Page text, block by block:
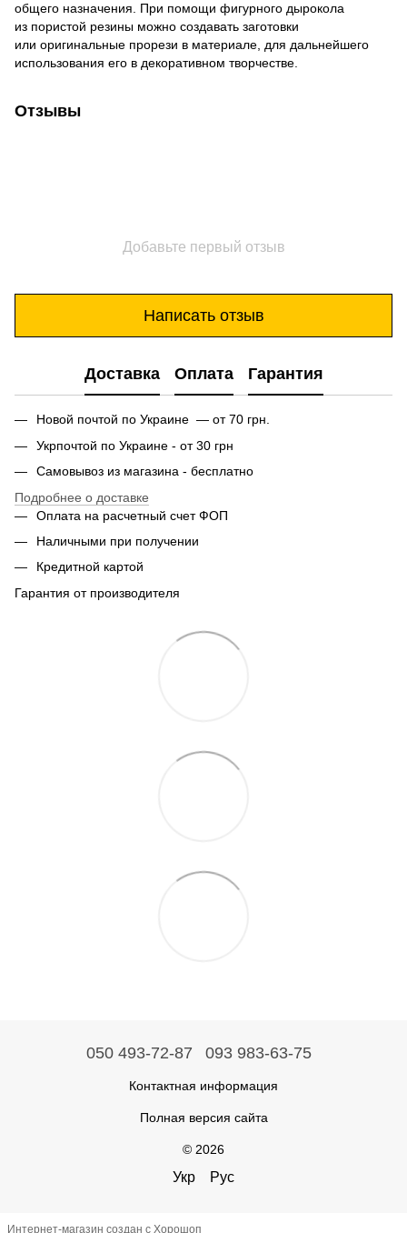
общего назначения. При помощи фигурного дырокола
из пористой резины можно создавать заготовки
или оригинальные прорези в материале, для дальнейшего
использования его в декоративном творчестве.
Отзывы
Добавьте первый отзыв
Написать отзыв
Доставка Оплата Гарантия
Новой почтой по Украине — от 70 грн.
Укрпочтой по Украине - от 30 грн
Самовывоз из магазина - бесплатно
Подробнее о доставке
Оплата на расчетный счет ФОП
Наличными при получении
Кредитной картой
Гарантия от производителя
050 493-72-87 093 983-63-75
Контактная информация
Полная версия сайта
© 2026
Укр Рус
Интернет-магазин создан с Хорошоп